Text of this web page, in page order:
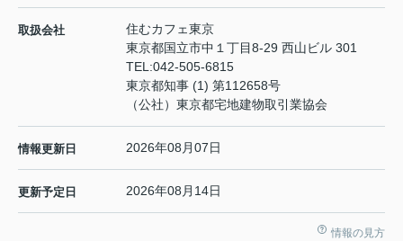
取扱会社
住むカフェ東京
東京都国立市中１丁目8-29 西山ビル 301
TEL:042-505-6815
東京都知事 (1) 第112658号
（公社）東京都宅地建物取引業協会
情報更新日 2026年08月07日
更新予定日 2026年08月14日
情報の見方